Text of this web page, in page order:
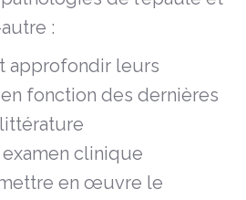
:
approfondir leurs
fonction des dernières
clinique
en œuvre le